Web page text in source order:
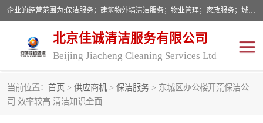
企业的经营范围为:保洁服务；建筑物外墙清洁服务；物业管理；家政服务；城市园林绿化；劳务分包；技术开发、技术转让、技术服务；销售保洁设备、卫生用品、化工产品（不含危险化学品及一类易制毒化学品）、日用品、办公设备、建筑材料、装饰材料；图文设计；清洁服务（不含餐具消毒）；中央空调维修；工程设计；施工总承包；专业承包。
北京佳诚清洁服务有限公司
Beijing Jiacheng Cleaning Services Ltd
当前位置： 首页 > 供应商机 > 保洁服务 > 东城区办公楼开荒保洁公
司 效率较高 清洁知识全面
外墙清洗